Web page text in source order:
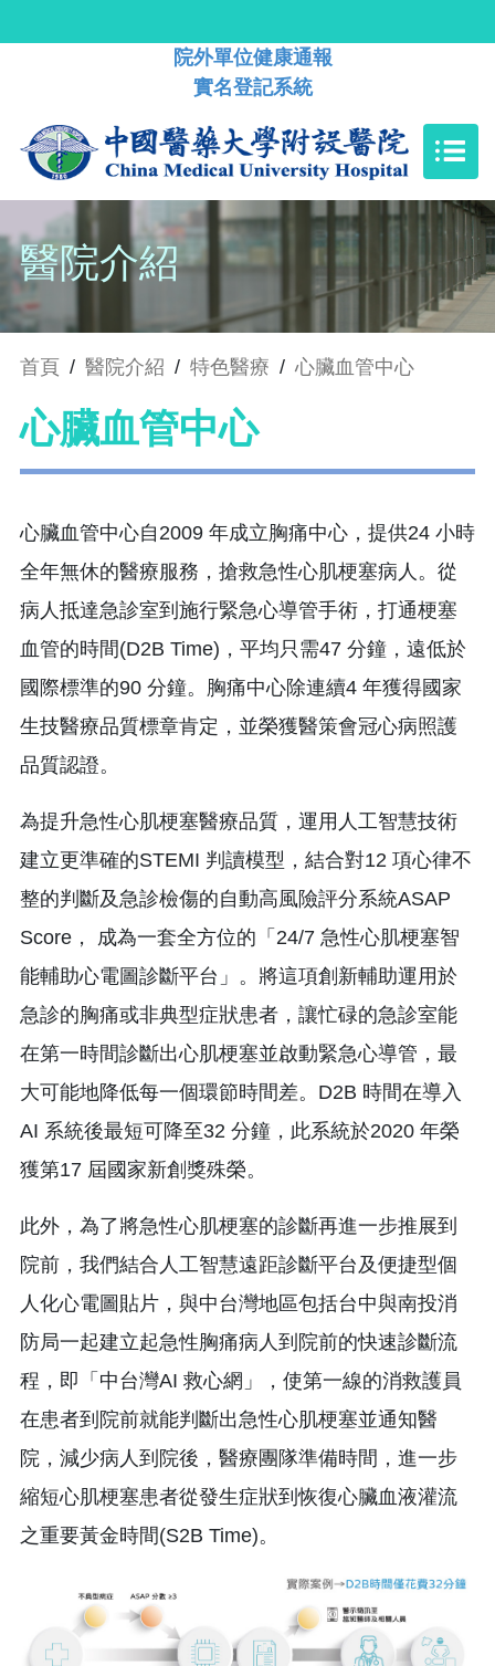
院外單位健康通報
實名登記系統
醫院介紹
首頁 / 醫院介紹 / 特色醫療 / 心臟血管中心
心臟血管中心
心臟血管中心自2009 年成立胸痛中心，提供24 小時
全年無休的醫療服務，搶救急性心肌梗塞病人。從
病人抵達急診室到施行緊急心導管手術，打通梗塞
血管的時間(D2B Time)，平均只需47 分鐘，遠低於
國際標準的90 分鐘。胸痛中心除連續4 年獲得國家
生技醫療品質標章肯定，並榮獲醫策會冠心病照護
品質認證。
為提升急性心肌梗塞醫療品質，運用人工智慧技術
建立更準確的STEMI 判讀模型，結合對12 項心律不
整的判斷及急診檢傷的自動高風險評分系統ASAP
Score， 成為一套全方位的「24/7 急性心肌梗塞智
能輔助心電圖診斷平台」。將這項創新輔助運用於
急診的胸痛或非典型症狀患者，讓忙碌的急診室能
在第一時間診斷出心肌梗塞並啟動緊急心導管，最
大可能地降低每一個環節時間差。D2B 時間在導入
AI 系統後最短可降至32 分鐘，此系統於2020 年榮
獲第17 屆國家新創獎殊榮。
此外，為了將急性心肌梗塞的診斷再進一步推展到
院前，我們結合人工智慧遠距診斷平台及便捷型個
人化心電圖貼片，與中台灣地區包括台中與南投消
防局一起建立起急性胸痛病人到院前的快速診斷流
程，即「中台灣AI 救心網」，使第一線的消救護員
在患者到院前就能判斷出急性心肌梗塞並通知醫
院，減少病人到院後，醫療團隊準備時間，進一步
縮短心肌梗塞患者從發生症狀到恢復心臟血液灌流
之重要黃金時間(S2B Time)。